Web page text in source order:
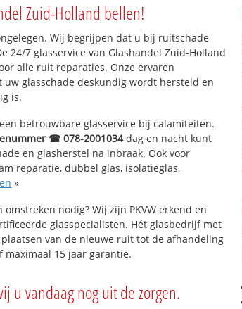
Bebouwde Kom Plan Dorp
Kom Plan Oudeland
Plan De Grienden
Plan Zijdewinde
Zuid-Holland bellen!
Wij begrijpen dat u bij ruitschade
24/7 glasservice van Glashandel Zuid-Holland
alle ruit reparaties. Onze ervaren
uw glasschade deskundig wordt hersteld en
is.
betrouwbare glasservice bij calamiteiten.
☎ 078-2001034dag en nacht kunt
en glasherstel na inbraak. Ook voor
reparatie, dubbel glas, isolatieglas,
»
nodig? Wij zijn PKVW erkend en
glasspecialisten. Hét glasbedrijf met
van de nieuwe ruit tot de afhandeling
maximaal 15 jaar garantie.
u vandaag nog uit de zorgen.